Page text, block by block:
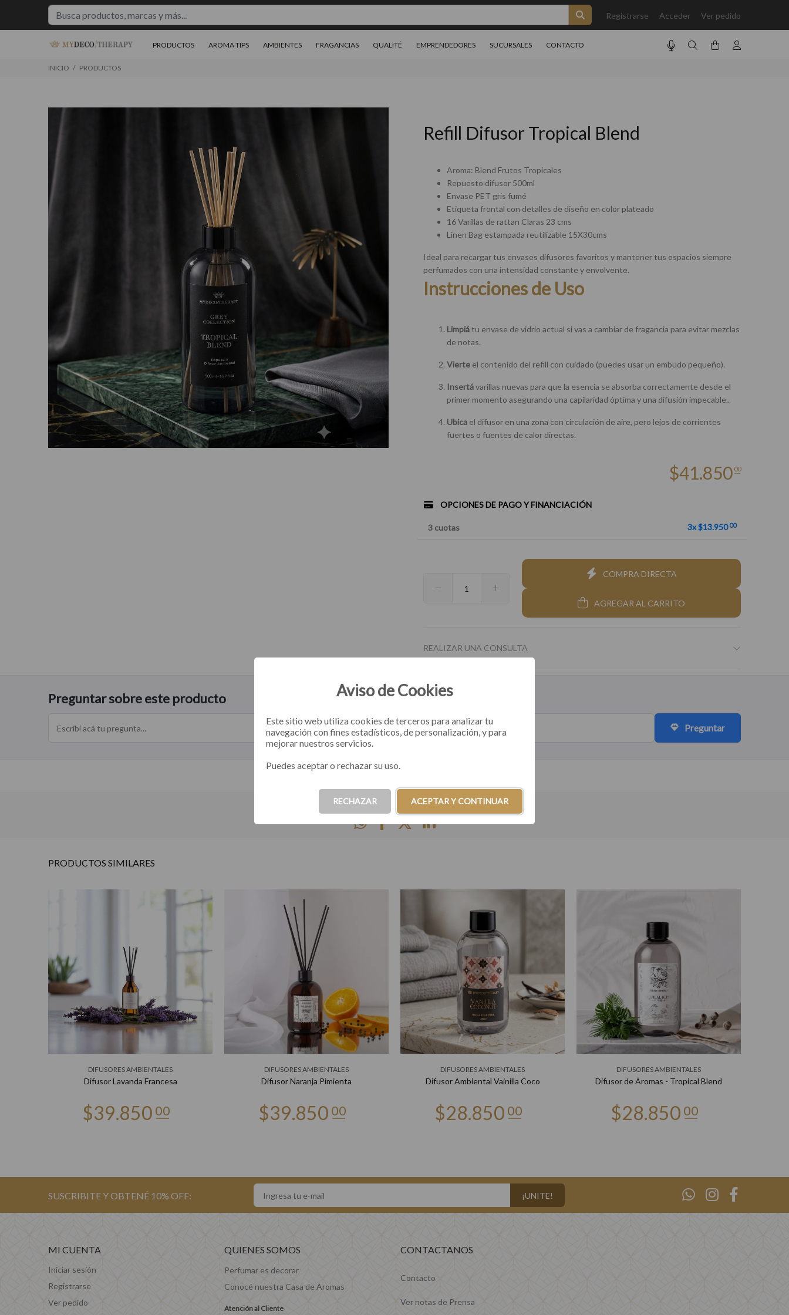
Registrarse Acceder Ver pedido
PRODUCTOS AROMA TIPS AMBIENTES FRAGANCIAS QUALITÉ EMPRENDEDORES SUCURSALES CONTACTO
INICIO PRODUCTOS
Refill Difusor Tropical Blend
Aroma: Blend Frutos Tropicales
Repuesto difusor 500ml
Envase PET gris fumé
Etiqueta frontal con detalles de diseño en color plateado
16 Varillas de rattan Claras 23 cms
Linen Bag estampada reutilizable 15X30cms
Ideal para recargar tus envases difusores favoritos y mantener tus espacios siempre
perfumados con una intensidad constante y envolvente.
Instrucciones de Uso
Limpiá tu envase de vidrio actual si vas a cambiar de fragancia para evitar mezclas
de notas.
Vierte el contenido del refill con cuidado (puedes usar un embudo pequeño).
Insertávarillas nuevas para que la esencia se absorba correctamente desde el
primer momento asegurando una capilaridad óptima y una difusión impecable..
Ubica el difusor en una zona con circulación de aire, pero lejos de corrientes
fuertes o fuentes de calor directas.
$41.850 00
OPCIONES DE PAGO Y FINANCIACIÓN
3 cuotas 3x $13.950 00
COMPRA DIRECTA
AGREGAR AL CARRITO
REALIZAR UNA CONSULTA
Preguntar sobre este producto
Preguntar
COMPARTIR EN:
PRODUCTOS SIMILARES
DIFUSORES AMBIENTALES
Difusor Lavanda Francesa
DIFUSORES AMBIENTALES
Difusor Naranja Pimienta
DIFUSORES AMBIENTALES
Difusor Ambiental Vainilla Coco
DIFUSORES AMBIENTALES
Difusor de Aromas - Tropical Blend
¡UNITE!
MI CUENTA
Iniciar sesión
Registrarse
Ver pedido
QUIENES SOMOS
Perfumar es decorar
Conocé nuestra Casa de Aromas
Atención al Cliente
CONTACTANOS
Contacto
Ver notas de Prensa
Aviso de Cookies
Este sitio web utiliza cookies de terceros para analizar tu
navegación con fines estadísticos, de personalización, y para
mejorar nuestros servicios.
Puedes aceptar o rechazar su uso.
RECHAZAR ACEPTAR Y CONTINUAR